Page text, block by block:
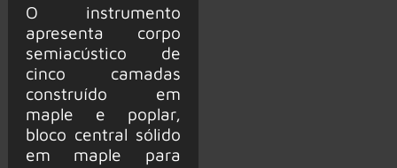
O instrumento
apresenta corpo
semiacústico de
cinco camadas
construído em
maple e poplar,
bloco central sólido
em maple para